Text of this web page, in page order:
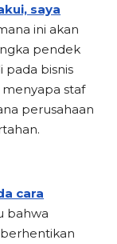
saya
ini akan
pendek
pada bisnis
menyapa staf
perusahaan
cara
bahwa